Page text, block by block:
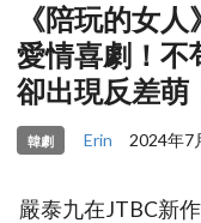
《陪玩的女
愛情喜劇！不
卻出現反差萌
韓劇 Erin 2024年7
嚴泰九在JTBC新